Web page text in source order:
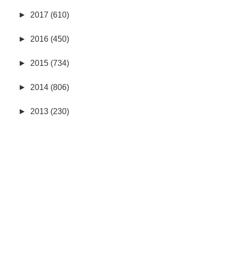
► 2017 (610)
► 2016 (450)
► 2015 (734)
► 2014 (806)
► 2013 (230)